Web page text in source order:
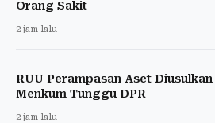
Orang Sakit
2 jam lalu
RUU Perampasan Aset
Menkum Tunggu DPR
2 jam lalu